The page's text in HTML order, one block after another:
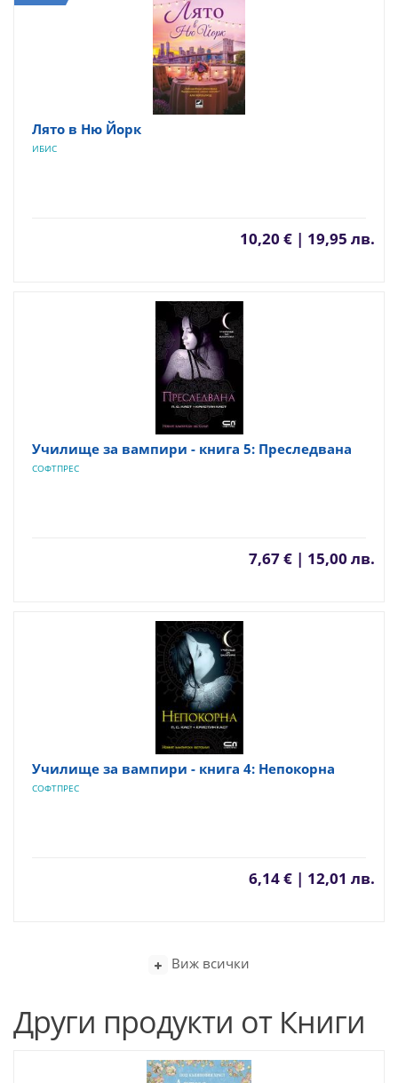
Лято в Ню Йорк
ИБИС
10,20 € | 19,95 лв.
Училище за вампири - книга 5: Преследвана
СОФТПРЕС
7,67 € | 15,00 лв.
Училище за вампири - книга 4: Непокорна
СОФТПРЕС
6,14 € | 12,01 лв.
Виж всички
Други продукти от Книги